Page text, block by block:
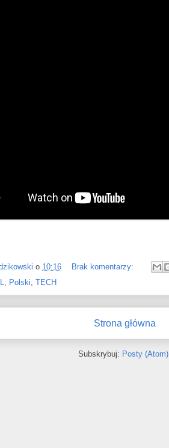
o 10:16
Brak komentarzy:
, Polski, TECH
Strona główna
Subskrybuj: Posty (Atom)